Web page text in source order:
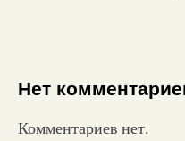
Нет
Комментариев нет.